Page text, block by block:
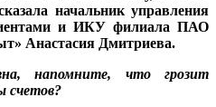
начальник управления
и ИКУ филиала ПАО
Анастасия Дмитриева.
напомните, что грозит
счетов?